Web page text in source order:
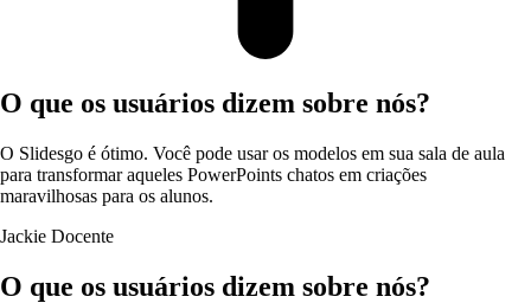
O que os usuários dizem sobre nós?
O Slidesgo é ótimo. Você pode usar os modelos em sua sala de aula
para transformar aqueles PowerPoints chatos em criações
maravilhosas para os alunos.
Jackie Docente
O que os usuários dizem sobre nós?